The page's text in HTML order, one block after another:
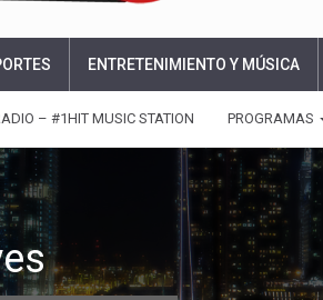
ENTRETENIMIENTO Y MÚSICA
– #1HIT MUSIC STATION PROGRAMAS